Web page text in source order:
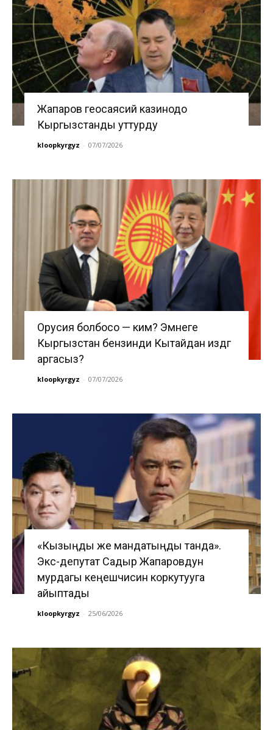
Жапаров геосаясий казинодо
Кыргызстанды уттурду
kloopkyrgyz - 07/07/2026
Орусия болбосо — ким? Эмнеге
Кыргызстан бензинди Кытайдан издөөгө
аргасыз?
kloopkyrgyz - 07/07/2026
«Кызыңды же мандатыңды танда».
Экс-депутат Садыр Жапаровдун
мурдагы кеңешчисин коркутууга
айыптады
kloopkyrgyz - 25/06/2026